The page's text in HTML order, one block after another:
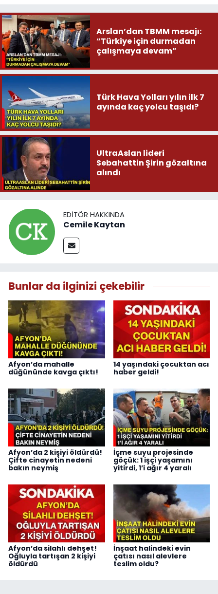
Arslan’dan TBMM mesajı:
“Türkiye için durmadan
çalışmaya devam”
Türk Hava Yolları yılın ilk 7
ayında kaç yolcu taşıdı?
UltraAslan lideri
Sebahattin Şirin gözaltına
alındı
EDITÖR HAKKINDA
Cemile Kaytan
Bunlar da ilginizi çekebilir
Afyon’da mahalle
düğününde kavga çıktı!
14 yaşındaki çocuktan acı
haber geldi!
Afyon’da 2 kişiyi öldürdü!
Çifte cinayetin nedeni
bakın neymiş
İçme suyu projesinde
göçük: 1 işçi yaşamını
yitirdi, 1’i ağır 4 yaralı
Afyon’da silahlı dehşet!
Oğluyla tartışan 2 kişiyi
öldürdü
İnşaat halindeki evin
çatısı nasıl alevlere
teslim oldu?